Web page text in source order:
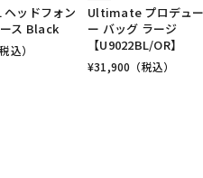
ヘッドフォン
ス Black
税込）
Ultimate プロデュ
ー バッグ ラージ
【U9022BL/OR】
¥31,900 （税込）